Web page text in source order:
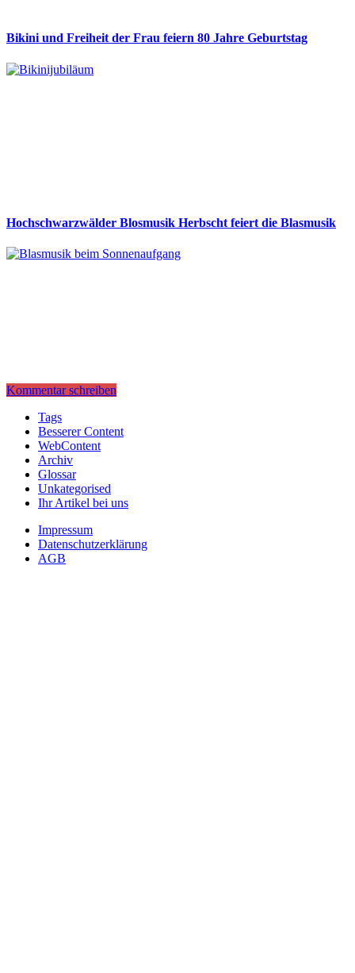
Bikini und Freiheit der Frau feiern 80 Jahre Geburtstag
Hochschwarzwälder Blosmusik Herbscht feiert die Blasmusik
Kommentar schreiben
Tags
Besserer Content
WebContent
Archiv
Glossar
Unkategorised
Ihr Artikel bei uns
Impressum
Datenschutzerklärung
AGB